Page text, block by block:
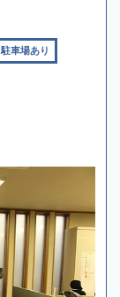
駐車場あり